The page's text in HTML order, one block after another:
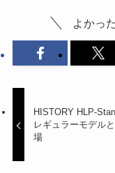
よかっ
HISTORY HLP-
レギュラーモデル
場